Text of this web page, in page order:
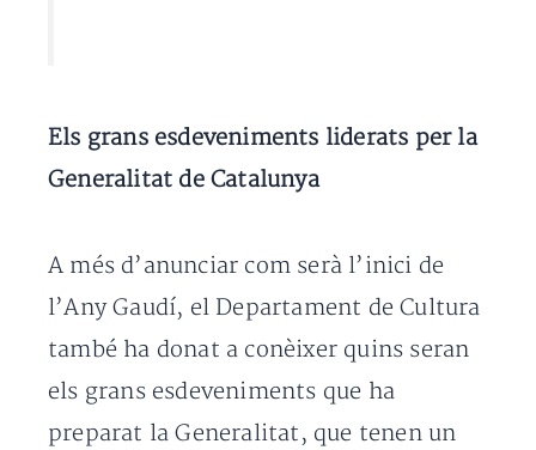
Els grans esdeveniments liderats per la
Generalitat de Catalunya
A més d’anunciar com serà l’inici de
l’Any Gaudí, el Departament de Cultura
també ha donat a conèixer quins seran
els grans esdeveniments que ha
preparat la Generalitat, que tenen un